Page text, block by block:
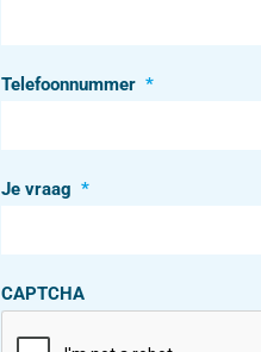
Telefoonnummer *
Je vraag *
CAPTCHA